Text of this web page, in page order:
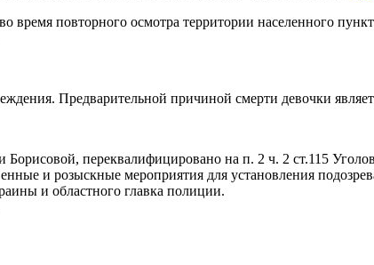
повторного осмотра территории населенного
Предварительной причиной смерти девочки
Борисовой, переквалифицировано на п. 2 ч. 2 ст.115
и розыскные мероприятия для установления
и областного главка полиции.